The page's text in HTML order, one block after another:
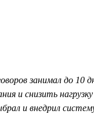
занимал до
и снизить
и внедрил